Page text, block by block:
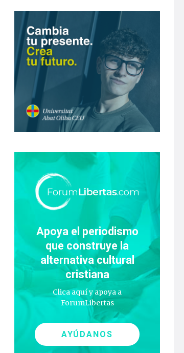
Apoya el periodismo
que construye la
alternativa cultural
cristiana
Clica aquí y apoya a
ForumLibertas
AYÚDANOS